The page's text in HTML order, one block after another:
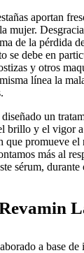
aportan
mujer.
de la pérdida
se debe en
y otros
línea la
un
brillo y el vigor a
que promueve
más al
sérum,
a base de